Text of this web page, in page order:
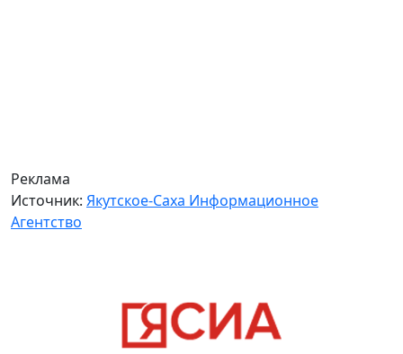
Реклама
Источник: Якутское-Саха Информационное
Агентство